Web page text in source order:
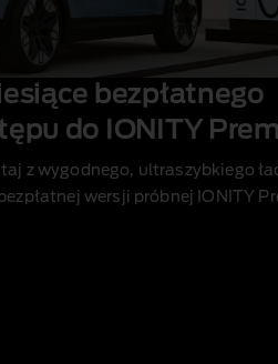
bezpłatnego
do IONITY
z wygodnego, ultraszybkiego
wersji próbnej IONITY